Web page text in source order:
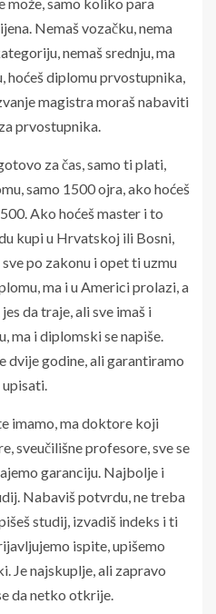
Nemaš vozačku, nema
nemaš srednju, ma
hoćeš diplomu prvostupnika,
magistra moraš nabaviti
prvostupnika.
za čas, samo ti plati,
samo 1500 ojra, ako hoćeš
Ako hoćeš master i to
kupi u Hrvatskoj ili Bosni,
po zakonu i opet ti uzmu
ma i u Americi prolazi, a
da traje, ali sve imaš i
ma i diplomski se napiše.
dvije godine, ali garantiramo
imamo, ma doktore koji
sveučilišne profesore, sve se
garanciju. Najbolje i
Nabaviš potvrdu, ne treba
studij, izvadiš indeks i ti
ispite, upišemo
Je najskuplje, ali zapravo
da netko otkrije.